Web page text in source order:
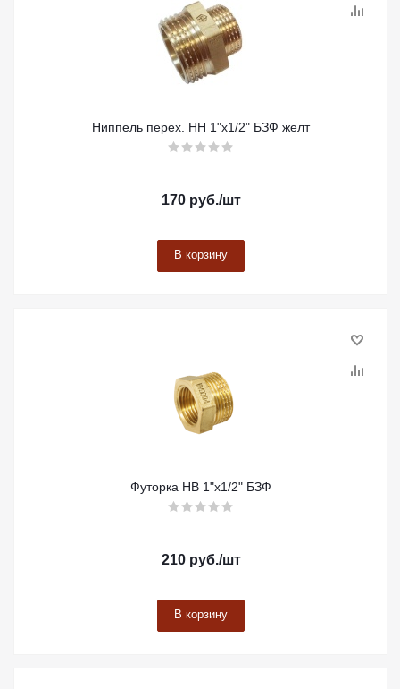
Ниппель перех. НН 1"х1/2" БЗФ желт
170руб./шт
В корзину
Футорка НВ 1"х1/2" БЗФ
210руб./шт
В корзину